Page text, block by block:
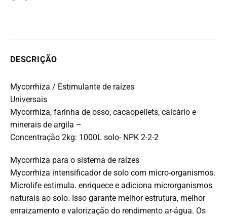
DESCRIÇÃO
Mycorrhiza / Estimulante de raízes
Universais
Mycorrhiza, farinha de osso, cacaopellets, calcário e
minerais de argila –
Concentração 2kg: 1000L solo- NPK 2-2-2
Mycorrhiza para o sistema de raízes
Mycorrhiza intensificador de solo com micro-organismos.
Microlife estimula. enriquece e adiciona microrganismos
naturais ao solo. Isso garante melhor estrutura, melhor
enraizamento e valorização do rendimento ar-água. Os